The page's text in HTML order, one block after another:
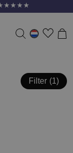
★★★★★
Filter 1